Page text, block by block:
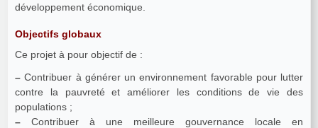
développement économique.
Objectifs globaux
Ce projet à pour objectif de :
– Contribuer à générer un environnement favorable pour lutter
contre la pauvreté et améliorer les conditions de vie des
populations ;
– Contribuer à une meilleure gouvernance locale en